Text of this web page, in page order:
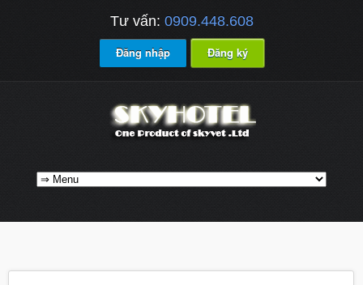
Tư vấn: 0909.448.608
Đăng nhập Đăng ký